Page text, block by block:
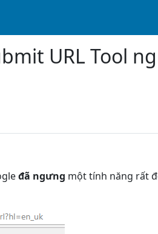
URL Tool
đã ngưng một tính năng rất